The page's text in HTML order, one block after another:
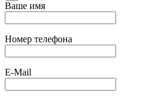
Ваше имя
Номер телефона
E-Mail